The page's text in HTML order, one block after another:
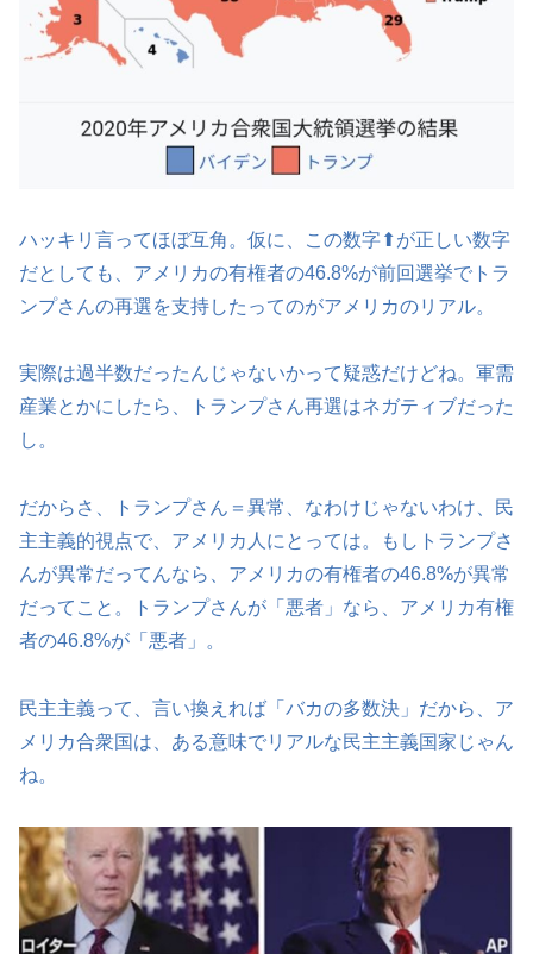
ハッキリ言ってほぼ互角。仮に、この数字⬆が正しい数字
だとしても、アメリカの有権者の46.8%が前回選挙でトラ
ンプさんの再選を支持したってのがアメリカのリアル。
実際は過半数だったんじゃないかって疑惑だけどね。軍需
産業とかにしたら、トランプさん再選はネガティブだった
し。
だからさ、トランプさん＝異常、なわけじゃないわけ、民
主主義的視点で、アメリカ人にとっては。もしトランプさ
んが異常だってんなら、アメリカの有権者の46.8%が異常
だってこと。トランプさんが「悪者」なら、アメリカ有権
者の46.8%が「悪者」。
民主主義って、言い換えれば「バカの多数決」だから、ア
メリカ合衆国は、ある意味でリアルな民主主義国家じゃん
ね。